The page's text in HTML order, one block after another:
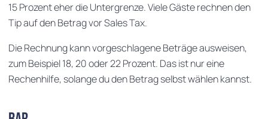
15 Prozent eher die Untergrenze. Viele Gäste rechnen den
Tip auf den Betrag vor Sales Tax.
Die Rechnung kann vorgeschlagene Beträge ausweisen,
zum Beispiel 18, 20 oder 22 Prozent. Das ist nur eine
Rechenhilfe, solange du den Betrag selbst wählen kannst.